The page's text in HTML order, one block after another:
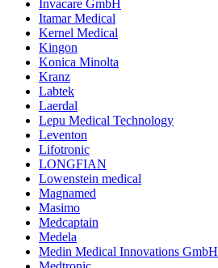
Invacare GmbH
Itamar Medical
Kernel Medical
Kingon
Konica Minolta
Kranz
Labtek
Laerdal
Lepu Medical Technology
Leventon
Lifotronic
LONGFIAN
Lowenstein medical
Magnamed
Masimo
Medcaptain
Medela
Medin Medical Innovations GmbH